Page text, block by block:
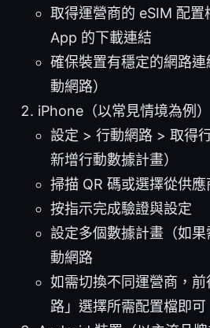
取得運營商的 eSIM 配置
App 的下載連結
確保裝置有穩定的網路
動網路）
iPhone（以常見情境為例）
設定 > 行動網路 > 取得
新增行動數據計畫）
掃描 QR 碼或選擇從供應
按指示完成驗證與設定
設定多個數據計畫（如
動網路
如需切換不同運營商，
路」選擇所需配置檔即可